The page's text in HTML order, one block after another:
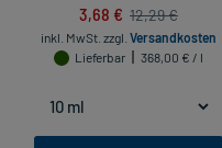
3,68 € 12,29 €
inkl. MwSt. zzgl. Versandkosten
Lieferbar
368,00 € / l